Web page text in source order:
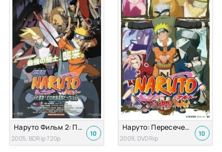
Наруто Фильм 2: Призрачные руины земных недр
2005, BDRip 720p
10
Наруто: Пересечение дорог (Спешл)
2009, DVDRip
10